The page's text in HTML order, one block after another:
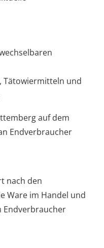
Tätowiermitteln und
auf dem
Endverbraucher
nach den
Ware im Handel und
Endverbraucher